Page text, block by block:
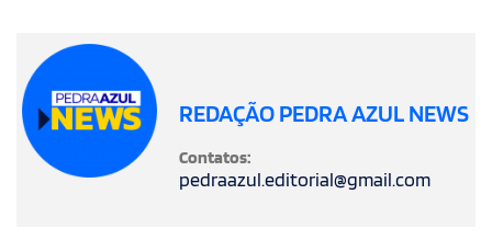
REDAÇÃO PEDRA AZUL NEWS
Contatos:
pedraazul.editorial@gmail.com